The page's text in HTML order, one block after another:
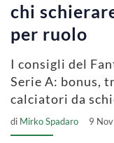
chi
per ruolo
I consigli del
Serie A: bonus,
calciatori da
di Mirko Spadaro 9